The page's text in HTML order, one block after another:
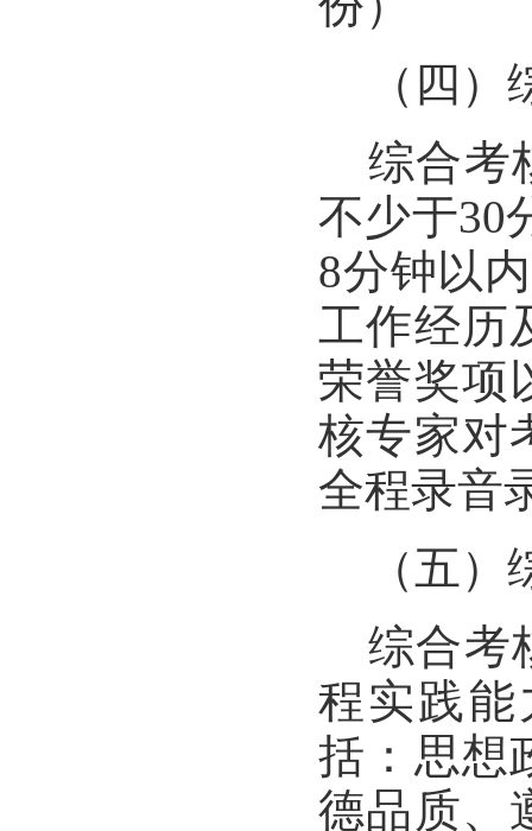
（四
综合考
不少于30
8分钟以
工作经历
荣誉奖项
核专家对
全程录音
（五
综合考
程实践
括：思想
德品质、